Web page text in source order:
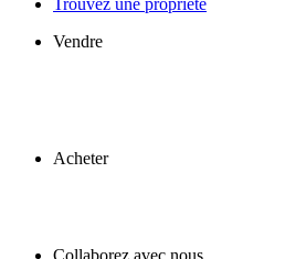
Trouvez une propriété
Vendre
Acheter
Collaborez avec nous